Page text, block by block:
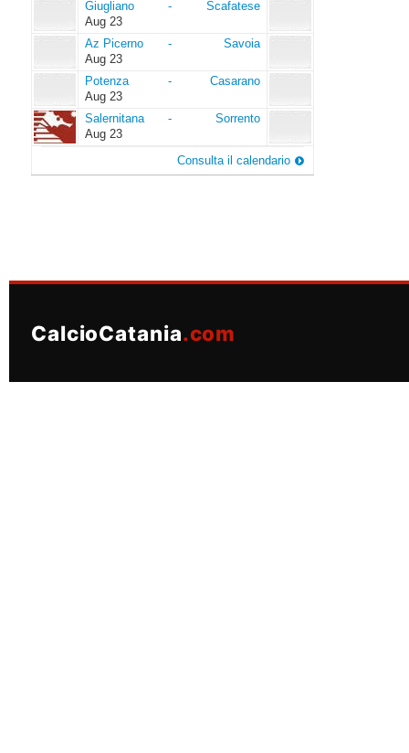
Giugliano
Giugliano -
Scafatese
Aug 23
Az
Picerno
Az Picerno -
Savoia
Aug 23
Potenza
Potenza -
Casarano
Aug 23
Salernitana
Salernitana -
Sorrento
Aug 23
Consulta il calendario
CalcioCatania.com